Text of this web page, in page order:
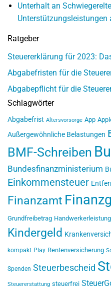
Unterhalt an
Unterstützungsleistungen
Ratgeber
Steuererklärung für 2023:
Abgabefristen für die
Abgabepflicht für die
Schlagwörter
Abgabefrist Altersvorsorge App
Außergewöhnliche Belastungen
BMF-Schreiben
Bundesfinanzministerium
Einkommensteuer
Finanzamt
Grundfreibetrag
Kindergeld
kompakt Play Rentenversicherung
Spenden Steuerbescheid
Steuererstattung steuerfrei